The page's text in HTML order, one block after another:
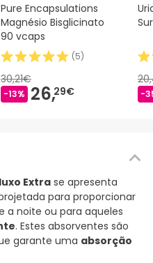
Pure Encapsulations
Magnésio Bisglicinato
90 vcaps
(5)
30,21€
-13% 26,29€ -
Extrase apresenta
para proporcionar
a noite ou para aqueles
. Estes absorventes são
garante uma absorção